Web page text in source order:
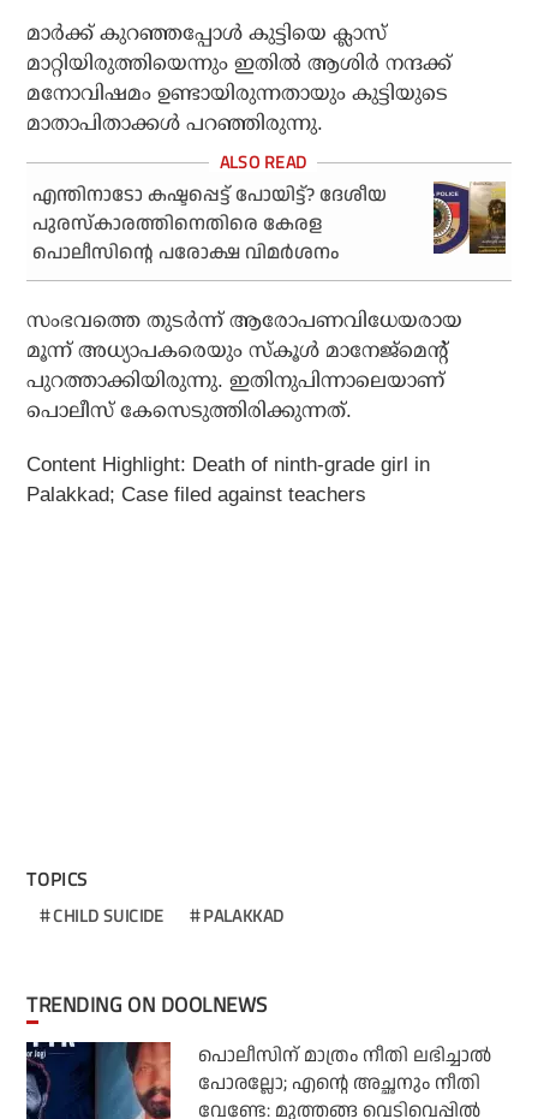
മാര്‍ക്ക് കുറഞ്ഞപ്പോള്‍ കുട്ടിയെ ക്ലാസ്
മാറ്റിയിരുത്തിയെന്നും ഇതില്‍ ആശിര്‍ നന്ദക്ക്
മനോവിഷമം ഉണ്ടായിരുന്നതായും കുട്ടിയുടെ
മാതാപിതാക്കള്‍ പറഞ്ഞിരുന്നു.
എന്തിനാടോ കഷ്ടപ്പെട്ട് പോയിട്ട്? ദേശീയ
പുരസ്‌കാരത്തിനെതിരെ കേരള
പൊലീസിന്റെ പരോക്ഷ വിമര്‍ശനം
സംഭവത്തെ തുടര്‍ന്ന് ആരോപണവിധേയരായ
മൂന്ന് അധ്യാപകരെയും സ്‌കൂള്‍ മാനേജ്‌മെന്റ്
പുറത്താക്കിയിരുന്നു. ഇതിനുപിന്നാലെയാണ്
പൊലീസ് കേസെടുത്തിരിക്കുന്നത്.
Content Highlight: Death of ninth-grade girl in
Palakkad; Case filed against teachers
TOPICS
CHILD SUICIDE PALAKKAD
TRENDING ON DOOLNEWS
പൊലീസിന് മാത്രം നീതി ലഭിച്ചാല്‍
പോരല്ലോ; എന്റെ അച്ഛനും നീതി
വേണ്ടേ: മുത്തങ്ങ വെടിവെപ്പില്‍